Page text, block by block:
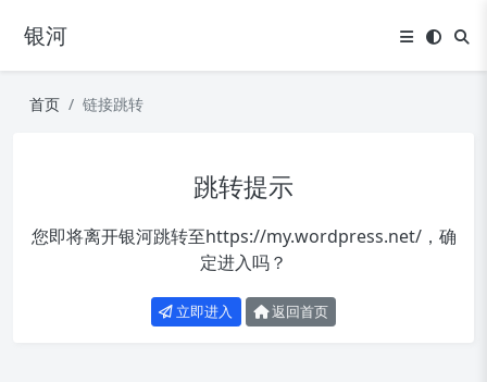
银河
首页 链接跳转
跳转提示
您即将离开银河跳转至https://my.wordpress.net/，确
定进入吗？
立即进入 返回首页